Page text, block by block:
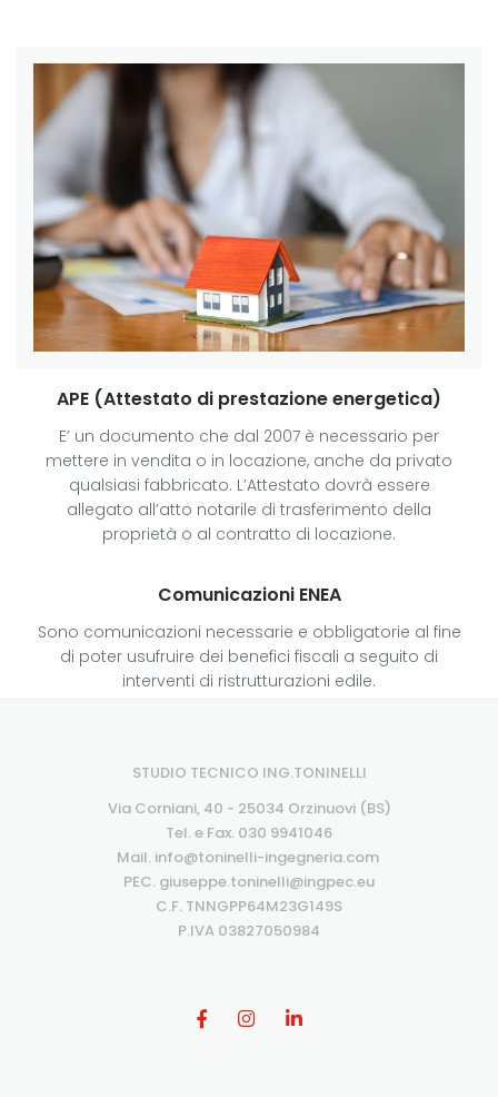
APE (Attestato di prestazione energetica)
E’ un documento che dal 2007 è necessario per
mettere in vendita o in locazione, anche da privato
qualsiasi fabbricato. L’Attestato dovrà essere
allegato all’atto notarile di trasferimento della
proprietà o al contratto di locazione.
Comunicazioni ENEA
Sono comunicazioni necessarie e obbligatorie al fine
di poter usufruire dei benefici fiscali a seguito di
interventi di ristrutturazioni edile.
STUDIO TECNICO ING.TONINELLI
Via Corniani, 40 - 25034 Orzinuovi (BS)
Tel. e Fax. 030 9941046
Mail. info@toninelli-ingegneria.com
PEC. giuseppe.toninelli@ingpec.eu
C.F. TNNGPP64M23G149S
P.IVA 03827050984